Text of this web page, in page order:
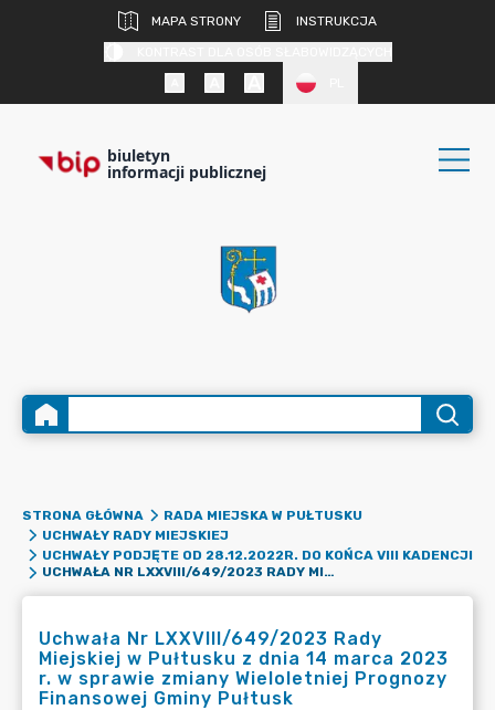
MAPA STRONY
INSTRUKCJA
biuletyn
informacji publicznej
STRONA GŁÓWNA
RADA MIEJSKA W PUŁTUSKU
UCHWAŁY RADY MIEJSKIEJ
UCHWAŁY PODJĘTE OD 28.12.2022R. DO KOŃCA VIII KADENCJI
UCHWAŁA NR LXXVIII/649/2023 RADY MIEJSKIEJ W PUŁTUSKU Z DNIA 14 MARCA 2023 R. W SPRAWIE ZMIANY WIELOLETNIEJ PROGNOZY FINANSOWEJ GMINY PUŁTUSK
Uchwała Nr LXXVIII/649/2023 Rady
Miejskiej w Pułtusku z dnia 14 marca 2023
r. w sprawie zmiany Wieloletniej Prognozy
Finansowej Gminy Pułtusk